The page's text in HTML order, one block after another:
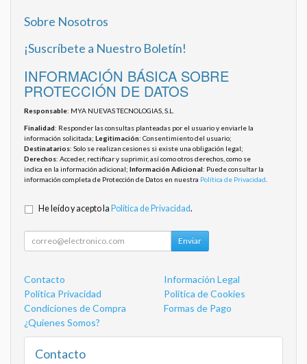
Sobre Nosotros
¡Suscríbete a Nuestro Boletín!
INFORMACIÓN BÁSICA SOBRE
PROTECCIÓN DE DATOS
Responsable: MYA NUEVAS TECNOLOGIAS, S.L.
Finalidad: Responder las consultas planteadas por el usuario y enviarle la
información solicitada; Legitimación: Consentimiento del usuario;
Destinatarios: Solo se realizan cesiones si existe una obligación legal;
Derechos: Acceder, rectificar y suprimir, así como otros derechos, como se
indica en la información adicional; Información Adicional: Puede consultar la
información completa de Protección de Datos en nuestra Política de Privacidad
He leído y acepto la Política de Privacidad.
Enviar
Contacto
Información Legal
Política Privacidad
Política de Cookies
Condiciones de Compra
Formas de Pago
¿Quienes Somos?
Contacto